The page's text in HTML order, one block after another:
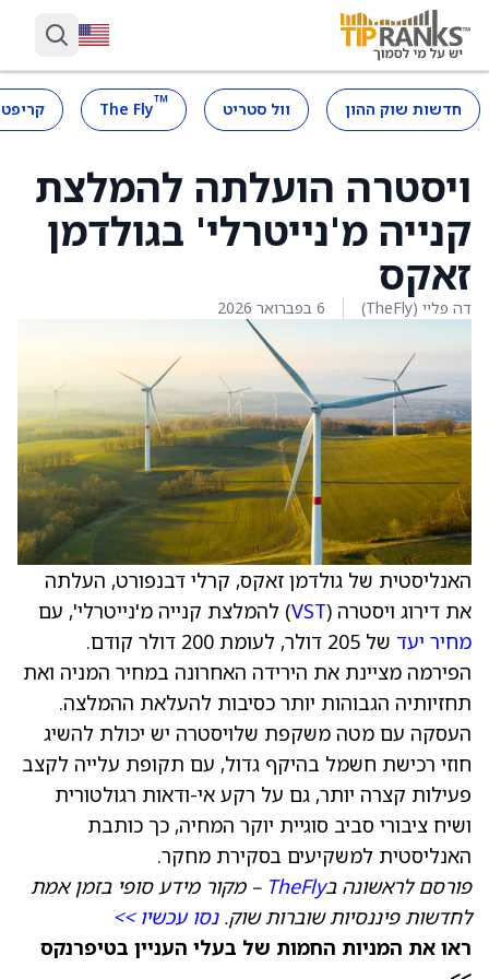
חדשות שוק ההון וול סטריט ™
The Fly
ויסטרה הועלתה להמלצת
קנייה מ'נייטרלי' בגולדמן
זאקס
דה פליי (TheFly) 6 בפברואר 2026
האנליסטית של גולדמן זאקס, קרלי דבנפורט, העלתה
את דירוג ויסטרה (VST) להמלצת קנייה מ'נייטרלי', עם
מחיר יעד
של 205 דולר, לעומת 200 דולר קודם.
הפירמה מציינת את הירידה האחרונה במחיר המניה ואת
תחזיותיה הגבוהות יותר כסיבות להעלאת ההמלצה.
העסקה עם מטה משקפת שלויסטרה יש יכולת להשיג
חוזי רכישת חשמל בהיקף גדול, עם תקופת עלייה לקצב
פעילות קצרה יותר, גם על רקע אי-ודאות רגולטורית
ושיח ציבורי סביב סוגיית יוקר המחיה, כך כותבת
האנליסטית למשקיעים בסקירת מחקר.
פורסם לראשונה בTheFly – מקור מידע סופי בזמן אמת
לחדשות פיננסיות שוברות שוק.נסו עכשיו >>
ראו את המניות החמות של בעלי העניין בטיפרנקס